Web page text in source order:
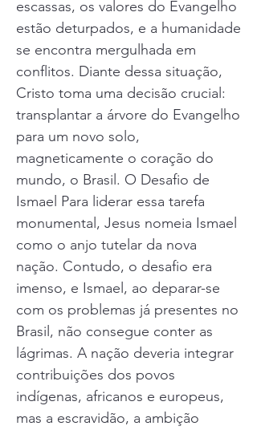
escassas, os valores do Evangelho
estão deturpados, e a humanidade
se encontra mergulhada em
conflitos. Diante dessa situação,
Cristo toma uma decisão crucial:
transplantar a árvore do Evangelho
para um novo solo,
magneticamente o coração do
mundo, o Brasil. O Desafio de
Ismael Para liderar essa tarefa
monumental, Jesus nomeia Ismael
como o anjo tutelar da nova
nação. Contudo, o desafio era
imenso, e Ismael, ao deparar-se
com os problemas já presentes no
Brasil, não consegue conter as
lágrimas. A nação deveria integrar
contribuições dos povos
indígenas, africanos e europeus,
mas a escravidão, a ambição